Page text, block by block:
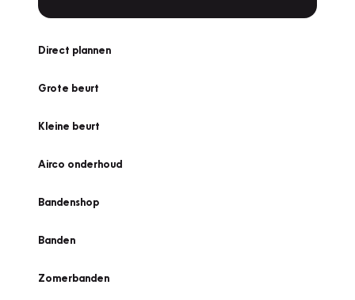
Direct plannen
Grote beurt
Kleine beurt
Airco onderhoud
Bandenshop
Banden
Zomerbanden